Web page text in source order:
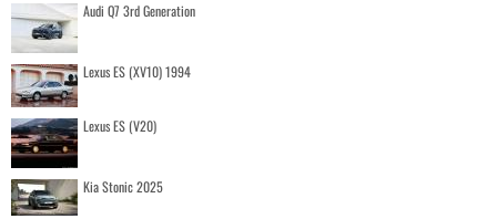
Audi Q7 3rd Generation
Lexus ES (XV10) 1994
Lexus ES (V20)
Kia Stonic 2025